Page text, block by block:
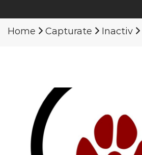
Home Capturate Inactiv